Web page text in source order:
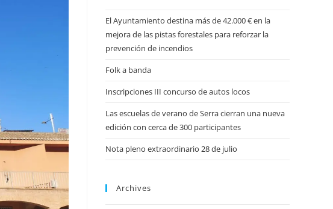
El Ayuntamiento destina más de 42.000 € en la
mejora de las pistas forestales para reforzar la
prevención de incendios
Folk a banda
Inscripciones III concurso de autos locos
Las escuelas de verano de Serra cierran una nueva
edición con cerca de 300 participantes
Nota pleno extraordinario 28 de julio
Archives